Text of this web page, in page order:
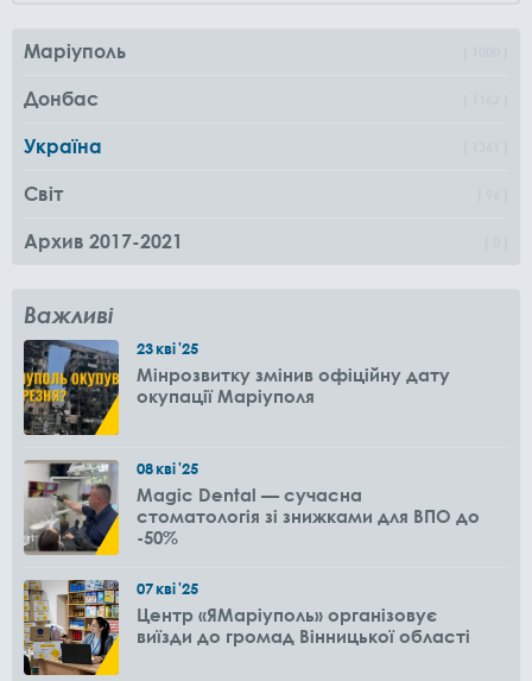
Маріуполь
Донбас
Україна
Світ
Архив 2017-2021
Важливі
23кві'25
Мінрозвитку змінив офіційну дату
окупації Маріуполя
08кві'25
Magic Dental — сучасна
стоматологія зі знижками для ВПО до
-50%
07кві'25
Центр «ЯМаріуполь» організовує
виїзди до громад Вінницької області